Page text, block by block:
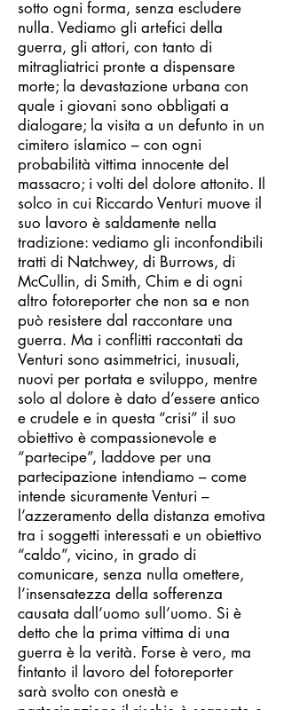
sotto ogni forma, senza escludere
nulla. Vediamo gli artefici della
guerra, gli attori, con tanto di
mitragliatrici pronte a dispensare
morte; la devastazione urbana con
quale i giovani sono obbligati a
dialogare; la visita a un defunto in un
cimitero islamico – con ogni
probabilità vittima innocente del
massacro; i volti del dolore attonito. Il
solco in cui Riccardo Venturi muove il
suo lavoro è saldamente nella
tradizione: vediamo gli inconfondibili
tratti di Natchwey, di Burrows, di
McCullin, di Smith, Chim e di ogni
altro fotoreporter che non sa e non
può resistere dal raccontare una
guerra. Ma i conflitti raccontati da
Venturi sono asimmetrici, inusuali,
nuovi per portata e sviluppo, mentre
solo al dolore è dato d’essere antico
e crudele e in questa “crisi” il suo
obiettivo è compassionevole e
“partecipe”, laddove per una
partecipazione intendiamo – come
intende sicuramente Venturi –
l’azzeramento della distanza emotiva
tra i soggetti interessati e un obiettivo
“caldo”, vicino, in grado di
comunicare, senza nulla omettere,
l’insensatezza della sofferenza
causata dall’uomo sull’uomo. Si è
detto che la prima vittima di una
guerra è la verità. Forse è vero, ma
fintanto il lavoro del fotoreporter
sarà svolto con onestà e